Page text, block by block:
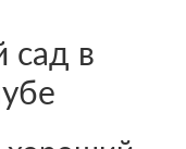
сад в